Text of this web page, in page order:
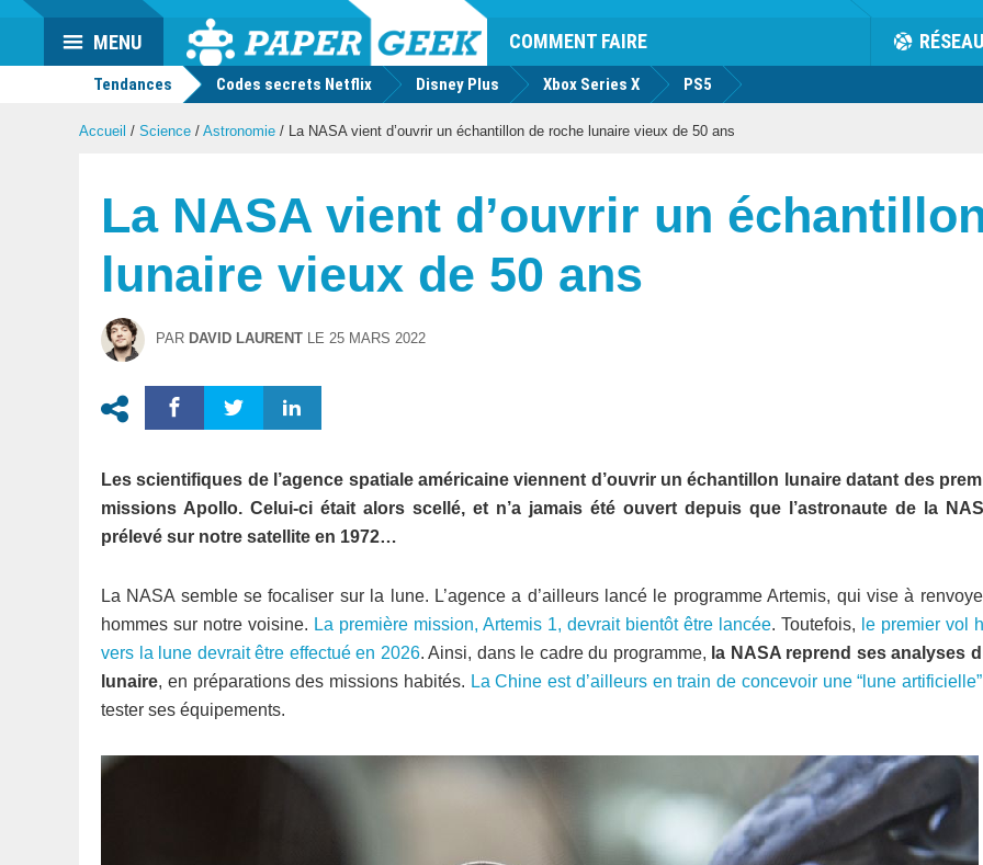
Actu
geek
COMMENT FAIRE RÉSEAU
MENU
Tendances Codes secrets Netflix Disney Plus Xbox Series X PS5
Accueil / Science / Astronomie / La NASA vient d’ouvrir un échantillon de roche lunaire vieux de 50 ans
La NASA vient d’ouvrir un
lunaire vieux de 50 ans
PAR DAVID LAURENT LE 25 MARS 2022
Les scientifiques de l’agence spatiale américaine viennent d’ouvrir un échantillon lunaire datant des
missions Apollo. Celui-ci était alors scellé, et n’a jamais été ouvert depuis que l’astronaute de la
prélevé sur notre satellite en 1972…
La NASA semble se focaliser sur la lune. L’agence a d’ailleurs lancé le programme Artemis, qui vise à
hommes sur notre voisine. La première mission, Artemis 1, devrait bientôt être lancée. Toutefois, le premier vol
vers la lune devrait être effectué en 2026. Ainsi, dans le cadre du programme, la NASA reprend ses analyses
lunaire, en préparations des missions habités. La Chine est d’ailleurs en train de concevoir une “lune artificielle”
tester ses équipements.